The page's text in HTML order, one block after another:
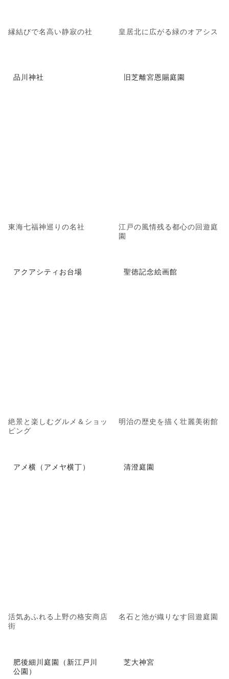
縁結びで名高い静寂の社 皇居北に広がる緑のオアシス
品川神社
東海七福神巡りの名社
旧芝離宮恩賜庭園
江戸の風情残る都心の回遊庭
園
アクアシティお台場
絶景と楽しむグルメ＆ショッ
ピング
聖徳記念絵画館
明治の歴史を描く壮麗美術館
アメ横（アメヤ横丁）
活気あふれる上野の格安商店
街
清澄庭園
名石と池が織りなす回遊庭園
肥後細川庭園（新江戸川
公園）
芝大神宮